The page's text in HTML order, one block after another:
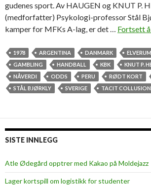
gudenes sport. Av HAUGEN og KNUT P.
(medforfatter) Psykologi-professor Stål
kamper for MFKs A-lag, er det … Fortsett
1978 ARGENTINA DANMARK ELVERUM
GAMBLING
HANDBALL KBK KNUT P.
NÅVERDI
ODDS PERU RØDT KORT
STÅL BJØRKLY
SVERIGE TACIT COLLUSION
SISTE INNLEGG
Atle Ødegård opptrer med Kakao på Moldejazz
Lager kortspill om logistikk for studenter